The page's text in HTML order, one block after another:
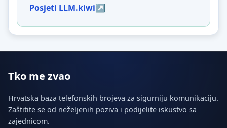
Posjeti LLM.kiwi
Tko me zvao
Hrvatska baza telefonskih brojeva za sigurniju komunikaciju.
Zaštitite se od neželjenih poziva i podijelite iskustvo sa
zajednicom.